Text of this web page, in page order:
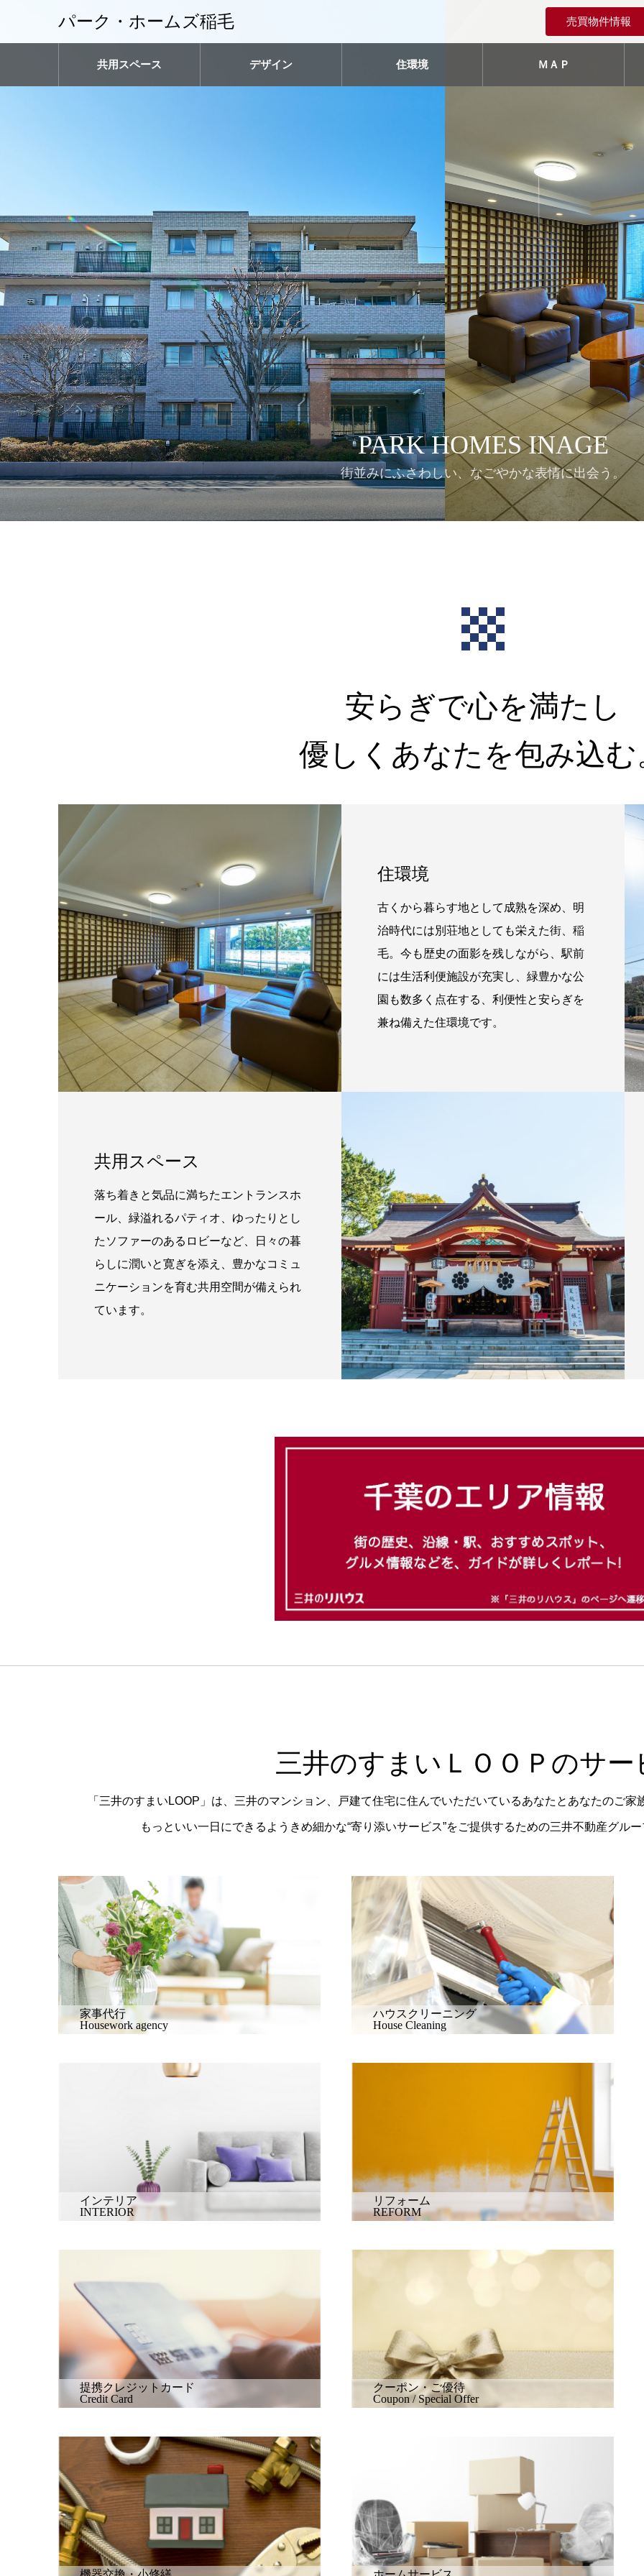
パーク・ホームズ稲毛 売買物件情報
共用スペース デザイン 住環境 ＭＡＰ
PARK HOMES INAGE
街並みにふさわしい、なごやかな表情に出会う。
安らぎで心を満たし
優しくあなたを包み込む
共用スペース
落ち着きと気品に満ちたエントランスホ
ール、緑溢れるパティオ、ゆったりとし
たソファーのあるロビーなど、日々の暮
らしに潤いと寛ぎを添え、豊かなコミュ
ニケーションを育む共用空間が備えられ
ています。
住環境
古くから暮らす地として成熟を深め、明
治時代には別荘地としても栄えた街、稲
毛。今も歴史の面影を残しながら、駅前
には生活利便施設が充実し、緑豊かな公
園も数多く点在する、利便性と安らぎを
兼ね備えた住環境です。
三井のすまいＬＯＯＰのサー
「三井のすまいLOOP」は、三井のマンション、戸建て住宅に住んでいただいているあなたとあなたのご
もっといい一日にできるようきめ細かな“寄り添いサービス”をご提供するための三井不動産グル
家事代行
Housework agency
ハウスクリーニング
House Cleaning
インテリア
INTERIOR
リフォーム
REFORM
提携クレジットカード
Credit Card
クーポン・ご優待
Coupon / Special Offer